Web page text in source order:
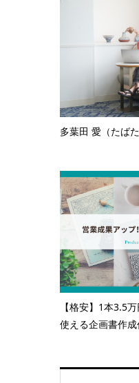
多葉田 愛（たば
【格安】1本3.5
使える企画書作